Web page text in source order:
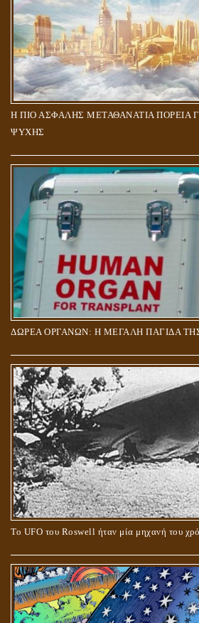
Η ΠΙΟ ΑΣΦΑΛΗΣ ΜΕΤΑΘΑΝΑΤΙΑ ΠΟΡΕΙΑ
ΨΥΧΗΣ
ΔΩΡΕΑ ΟΡΓΑΝΩΝ: Η ΜΕΓΑΛΗ ΠΑΓΙΔΑ
Το UFO του Roswell ήταν μία μηχανή του